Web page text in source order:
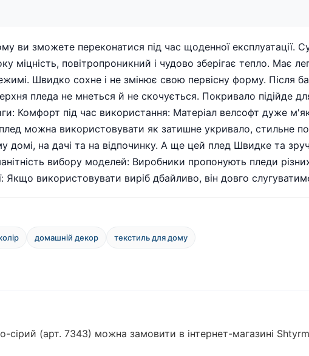
зможете переконатися під час щоденної експлуатації.
повітропроникний і чудово зберігає тепло. Має
Швидко сохне і не змінює свою первісну форму. Після
пледа не мнеться й не скочується. Покривало підійде
Комфорт під час використання: Матеріал велсофт дуже
можна використовувати як затишне укривало, стильне
на дачі та на відпочинку. А ще цей плед Швидке та
вибору моделей: Виробники пропонують пледи
Якщо використовувати виріб дбайливо, він довго
домашній декор текстиль для дому
(арт. 7343) можна замовити в інтернет-магазині